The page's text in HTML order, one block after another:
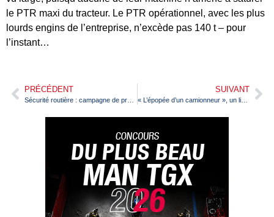
le PTR maxi du tracteur. Le PTR opérationnel, avec les plus
lourds engins de l’entreprise, n’excède pas 140 t – pour
l’instant…
PRÉCÉDENT SUIVANT
« L’épopée d’un camionneur », un livre sur le chemin du pardon